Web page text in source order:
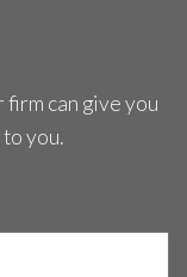
can give you
you.